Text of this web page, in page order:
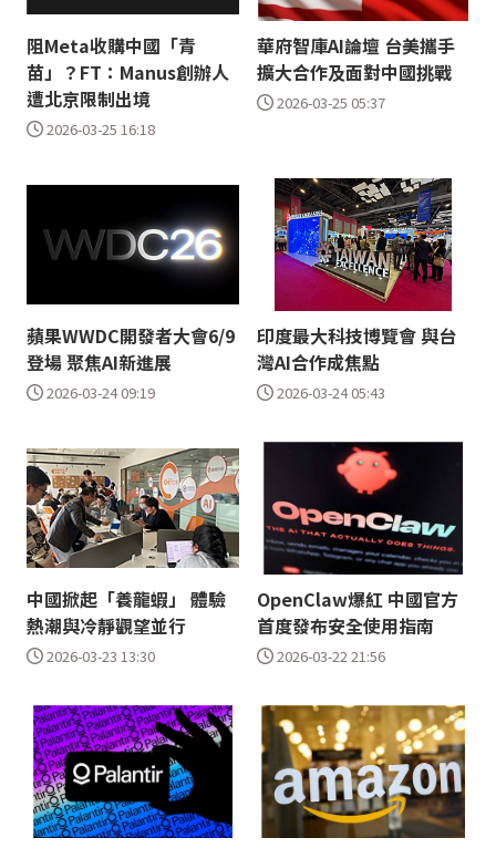
阻Meta收購中國「青
苗」？FT：Manus創辦人
遭北京限制出境
2026-03-25 16:18
華府智庫AI論壇 台美攜手
擴大合作及面對中國挑戰
2026-03-25 05:37
蘋果WWDC開發者大會6/9
登場 聚焦AI新進展
2026-03-24 09:19
印度最大科技博覽會 與台
灣AI合作成焦點
2026-03-24 05:43
中國掀起「養龍蝦」 體驗
熱潮與冷靜觀望並行
2026-03-23 13:30
OpenClaw爆紅 中國官方
首度發布安全使用指南
2026-03-22 21:56